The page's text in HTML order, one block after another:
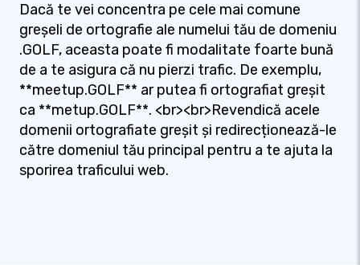
Dacă te vei concentra pe cele mai comune
greșeli de ortografie ale numelui tău de domeniu
.GOLF, aceasta poate fi modalitate foarte bună
de a te asigura că nu pierzi trafic. De exemplu,
**meetup.GOLF** ar putea fi ortografiat greșit
ca **metup.GOLF**. <br><br>Revendică acele
domenii ortografiate greșit și redirecționează-le
către domeniul tău principal pentru a te ajuta la
sporirea traficului web.